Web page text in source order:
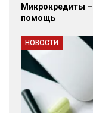
Микрокредиты –
помощь
НОВОСТИ